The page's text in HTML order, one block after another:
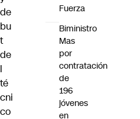
de
bu
t
de
l
té
cni
co
Fuerza
Biministro
Mas
por
contratación
de
196
jóvenes
en